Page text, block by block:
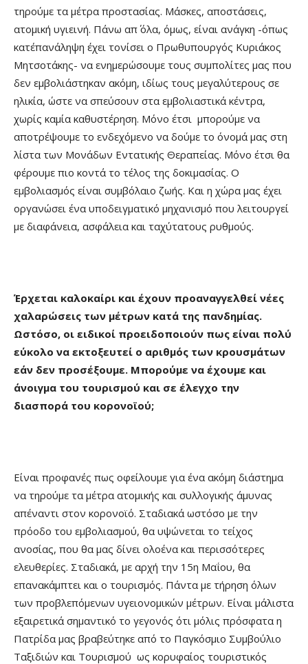
τηρούμε τα μέτρα προστασίας. Μάσκες, αποστάσεις,
ατομική υγιεινή. Πάνω απ΄ όλα, όμως, είναι ανάγκη -όπως
κατ΄επανάληψη έχει τονίσει ο Πρωθυπουργός Κυριάκος
Μητσοτάκης- να ενημερώσουμε τους συμπολίτες μας που
δεν εμβολιάστηκαν ακόμη, ιδίως τους μεγαλύτερους σε
ηλικία, ώστε να σπεύσουν στα εμβολιαστικά κέντρα,
χωρίς καμία καθυστέρηση. Μόνο έτσι μπορούμε να
αποτρέψουμε το ενδεχόμενο να δούμε το όνομά μας στη
λίστα των Μονάδων Εντατικής Θεραπείας. Μόνο έτσι θα
φέρουμε πιο κοντά το τέλος της δοκιμασίας. Ο
εμβολιασμός είναι συμβόλαιο ζωής. Και η χώρα μας έχει
οργανώσει ένα υποδειγματικό μηχανισμό που λειτουργεί
με διαφάνεια, ασφάλεια και ταχύτατους ρυθμούς.
Έρχεται καλοκαίρι και έχουν προαναγγελθεί νέες
χαλαρώσεις των μέτρων κατά της πανδημίας.
Ωστόσο, οι ειδικοί προειδοποιούν πως είναι πολύ
εύκολο να εκτοξευτεί ο αριθμός των κρουσμάτων
εάν δεν προσέξουμε. Μπορούμε να έχουμε και
άνοιγμα του τουρισμού και σε έλεγχο την
διασπορά του κορονοϊού;
Είναι προφανές πως οφείλουμε για ένα ακόμη διάστημα
να τηρούμε τα μέτρα ατομικής και συλλογικής άμυνας
απέναντι στον κορονοϊό. Σταδιακά ωστόσο με την
πρόοδο του εμβολιασμού, θα υψώνεται το τείχος
ανοσίας, που θα μας δίνει ολοένα και περισσότερες
ελευθερίες. Σταδιακά, με αρχή την 15η Μαΐου, θα
επανακάμπτει και ο τουρισμός. Πάντα με τήρηση όλων
των προβλεπόμενων υγειονομικών μέτρων. Είναι μάλιστα
εξαιρετικά σημαντικό το γεγονός ότι μόλις πρόσφατα η
Πατρίδα μας βραβεύτηκε από το Παγκόσμιο Συμβούλιο
Ταξιδιών και Τουρισμού ως κορυφαίος τουριστικός